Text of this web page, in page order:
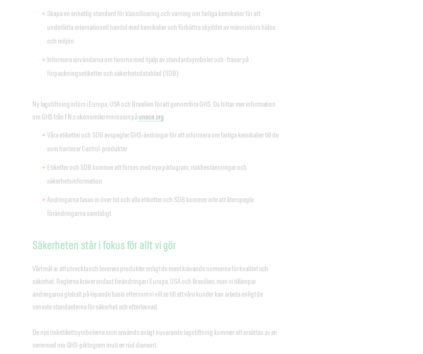
Skapa en enhetlig standard för klassificering och varning om farliga kemikalier för att
underlätta internationell handel med kemikalier och förbättra skyddet av människors hälsa
och miljön
Informera användarna om farorna med hjälp av standardsymboler och -fraser på
förpackningsetiketter och säkerhetsdatablad (SDB)
Ny lagstiftning införs i Europa, USA och Brasilien för att genomföra GHS. Du hittar mer information
om GHS från FN:s ekonomikommission på unece.org
Våra etiketter och SDB avspeglar GHS-ändringar för att informera om farliga kemikalier till de
som hanterar Castrol-produkter
Etiketter och SDB kommer att förses med nya piktogram, riskbestämningar och
säkerhetsinformation
Ändringarna fasas in över tid och alla etiketter och SDB kommer inte att återspegla
förändringarna samtidigt
Säkerheten står i fokus för allt vi gör
Vårt mål är att utveckla och leverera produkter enligt de mest krävande normerna för kvalitet och
säkerhet. Reglerna kräver endast förändringar i Europa, USA och Brasilien, men vi tillämpar
ändringarna globalt på löpande basis eftersom vi vill se till att våra kunder kan arbeta enligt de
senaste standarderna för säkerhet och efterlevnad.
De nya risketikettsymbolerna som används enligt nuvarande lagstiftning kommer att ersättas av en
serie med nio GHS-piktogram inuti en röd diamant.